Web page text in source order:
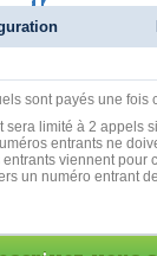
sont payés une fois
limité à 2 appels
entrants ne
viennent pour
un numéro entrant